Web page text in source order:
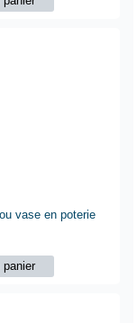
vase en poterie